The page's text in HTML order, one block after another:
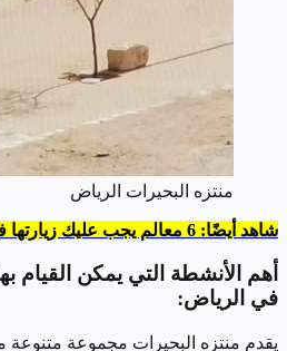
منتزه البحيرات الرياض
شاهد أيضًا: 6 معالم يجب عليك زيارتها في السعودية
أهم الأنشطة التي يمكن القيام
في الرياض:
يقدم منتزه البحيرات مجموعة متنوعة